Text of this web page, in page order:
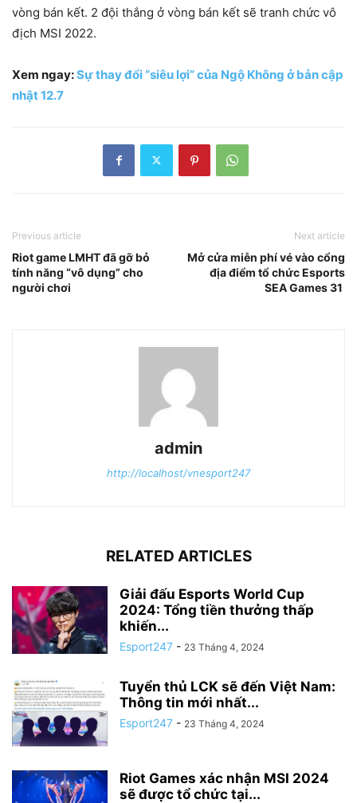
vòng bán kết. 2 đội thắng ở vòng bán kết sẽ tranh chức vô
địch MSI 2022.
Xem ngay:Sự thay đổi “siêu lợi” của Ngộ Không ở bản cập
nhật 12.7
Previous article
Riot game LMHT đã gỡ bỏ
tính năng “vô dụng” cho
người chơi
Next article
Mở cửa miễn phí vé vào cổng
địa điểm tổ chức Esports
SEA Games 31
admin
http://localhost/vnesport247
RELATED ARTICLES
Giải đấu Esports World Cup
2024: Tổng tiền thưởng thấp
khiến...
Esport247 - 23 Tháng 4, 2024
Tuyển thủ LCK sẽ đến Việt Nam:
Thông tin mới nhất...
Esport247 - 23 Tháng 4, 2024
Riot Games xác nhận MSI 2024
sẽ được tổ chức tại...